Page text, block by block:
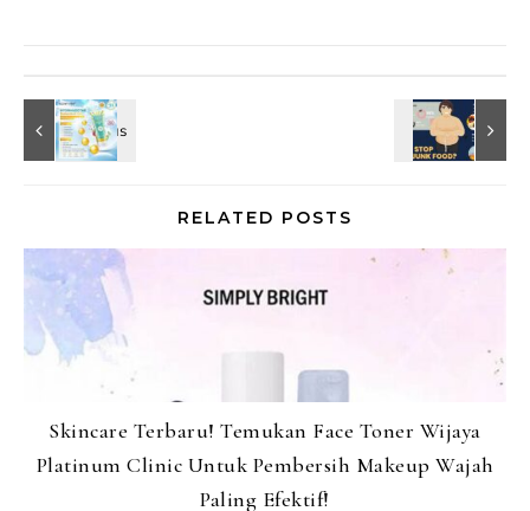
RELATED POSTS
Skincare Terbaru! Temukan Face Toner Wijaya
Platinum Clinic Untuk Pembersih Makeup Wajah
Paling Efektif!